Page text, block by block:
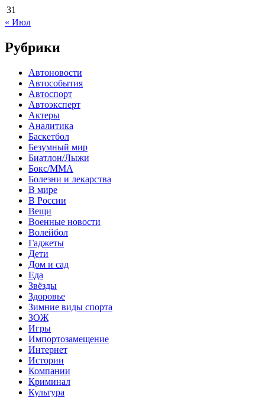
31
« Июл
Рубрики
Автоновости
Автособытия
Автоспорт
Автоэксперт
Актеры
Аналитика
Баскетбол
Безумный мир
Биатлон/Лыжи
Бокс/MMA
Болезни и лекарства
В мире
В России
Вещи
Военные новости
Волейбол
Гаджеты
Дети
Дом и сад
Еда
Звёзды
Здоровье
Зимние виды спорта
ЗОЖ
Игры
Импортозамещение
Интернет
Истории
Компании
Криминал
Культура